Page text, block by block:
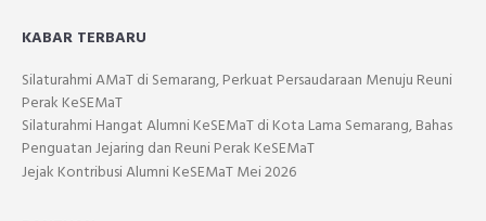
KABAR TERBARU
Silaturahmi AMaT di Semarang, Perkuat Persaudaraan Menuju Reuni
Perak KeSEMaT
Silaturahmi Hangat Alumni KeSEMaT di Kota Lama Semarang, Bahas
Penguatan Jejaring dan Reuni Perak KeSEMaT
Jejak Kontribusi Alumni KeSEMaT Mei 2026